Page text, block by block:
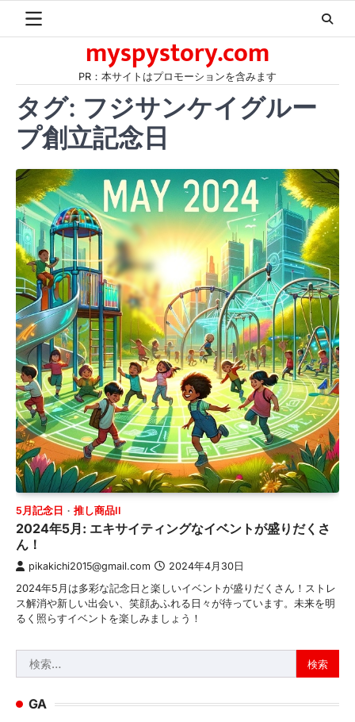
myspystory.com
PR：本サイトはプロモーションを含みます
タグ: フジサンケイグルー
プ創立記念日
5月記念日 推し商品II
2024年5月: エキサイティングなイベントが盛りだくさ
ん！
pikakichi2015@gmail.com 2024年4月30日
2024年5月は多彩な記念日と楽しいイベントが盛りだくさん！ストレ
ス解消や新しい出会い、笑顔あふれる日々が待っています。未来を明
るく照らすイベントを楽しみましょう！
索:
GA